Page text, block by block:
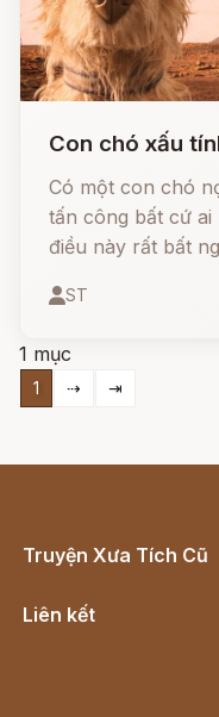
Con chó xấu
Có một con chó
tấn công bất cứ
điều này rất bất
chân họ và nó
ST
1 mục
1 ⇢ ⇥
Truyện Xưa Tích Cũ
Liên kết